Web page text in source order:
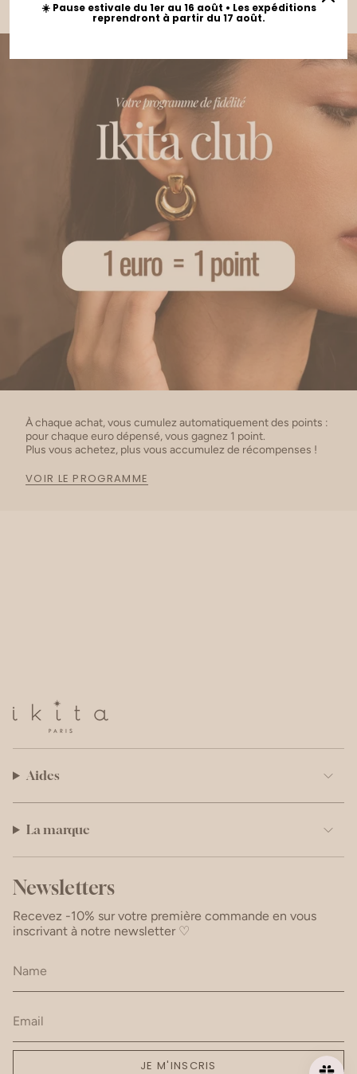
dessus de votre taille habituelle
chance à leur détenteur.
À chaque achat, vous cumulez automatiquement des points :
pour chaque euro dépensé, vous gagnez 1 point.
Plus vous achetez, plus vous accumulez de récompenses !
VOIR LE PROGRAMME
Aides
La marque
Newsletters
Recevez -10% sur votre première commande en vous
inscrivant à notre newsletter ♡
JE M'INSCRIS
☀️ Pause estivale du 1er au 16 août • Les expéditions
reprendront à partir du 17 août.